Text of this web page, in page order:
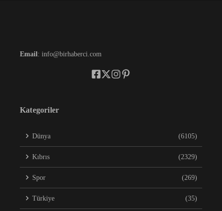
Email : info@birhaberci.com
Kategoriler
Dünya (6105)
Kıbrıs (2329)
Spor (269)
Türkiye (35)